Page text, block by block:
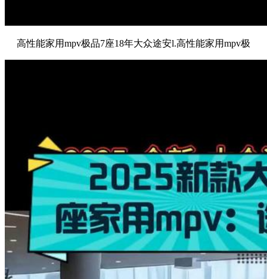
高性能家用mpv极品7座18年大众途安l.高性能家用mpv极